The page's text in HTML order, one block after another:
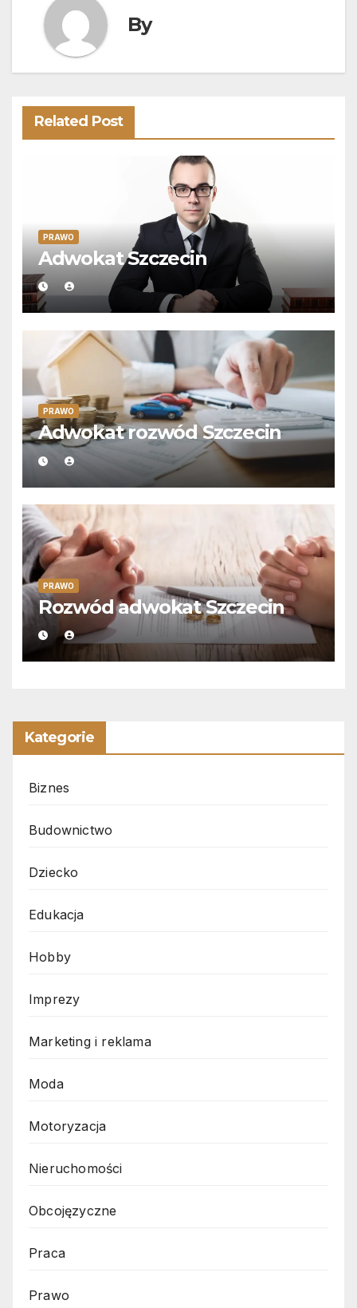
By
Related Post
PRAWO
Adwokat Szczecin
PRAWO
Adwokat rozwód Szczecin
PRAWO
Rozwód adwokat Szczecin
Kategorie
Biznes
Budownictwo
Dziecko
Edukacja
Hobby
Imprezy
Marketing i reklama
Moda
Motoryzacja
Nieruchomości
Obcojęzyczne
Praca
Prawo